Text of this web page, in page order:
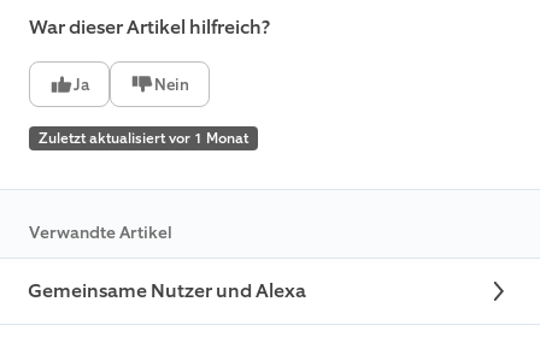
War dieser Artikel hilfreich?
Ja Nein
Zuletzt aktualisiert vor 1 Monat
Verwandte Artikel
Gemeinsame Nutzer und Alexa